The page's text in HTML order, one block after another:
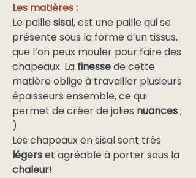
Les matières :
Le paille sisal, est une paille qui se
présente sous la forme d’un tissus,
que l’on peux mouler pour faire des
chapeaux. La finessede cette
matière oblige à travailler plusieurs
épaisseurs ensemble, ce qui
permet de créer de jolies nuances;
)
Les chapeaux en sisal sont très
légerset agréable à porter sous la
chaleur!